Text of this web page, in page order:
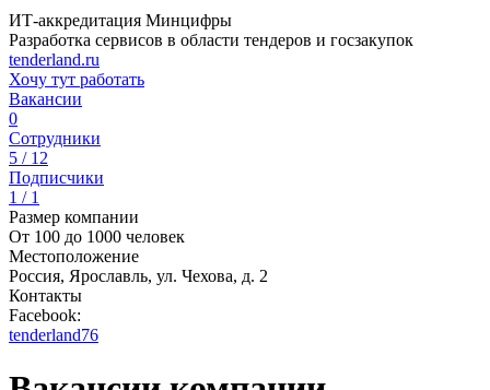
ИТ-аккредитация Минцифры
Разработка сервисов в области тендеров и госзакупок
tenderland.ru
Хочу тут работать
Вакансии
0
Сотрудники
5 / 12
Подписчики
1 / 1
Размер компании
От 100 до 1000 человек
Местоположение
Россия, Ярославль, ул. Чехова, д. 2
Контакты
Facebook:
tenderland76